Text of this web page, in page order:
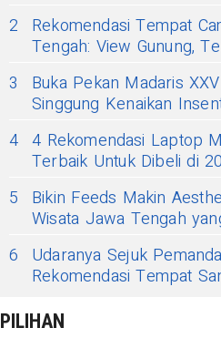
2
Rekomendasi Tempat
Tengah: View Gunung,
3
Buka Pekan Madaris
Singgung Kenaikan
4 4 Rekomendasi Laptop
Terbaik Untuk Dibeli di
5
Bikin Feeds Makin
Wisata Jawa Tengah
6
Udaranya Sejuk
Rekomendasi Tempat
PILIHAN